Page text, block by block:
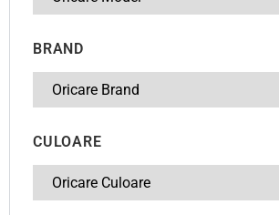
BRAND
CULOARE